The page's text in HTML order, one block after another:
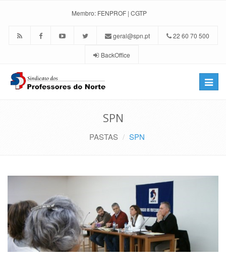
Membro: FENPROF | CGTP
geral@spn.pt 22 60 70 500
BackOffice
Toggle
SPN
PASTAS SPN